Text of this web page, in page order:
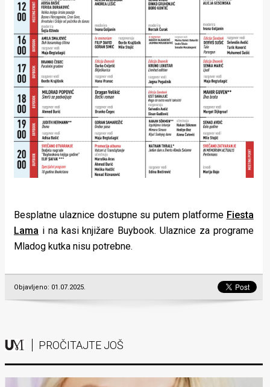
Besplatne ulaznice dostupne su putem platforme Fiesta
Lama i na kasi knjižare Buybook. Ulaznice za programe
Mladog kutka nisu potrebne.
Objavljeno: 01.07.2025.
PROČITAJTE JOŠ